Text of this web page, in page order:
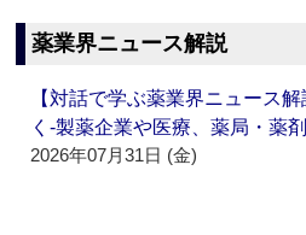
薬業界ニュース解説
【対話で学ぶ薬業界ニュース
く‐製薬企業や医療、薬局・薬
2026年07月31日 (金)